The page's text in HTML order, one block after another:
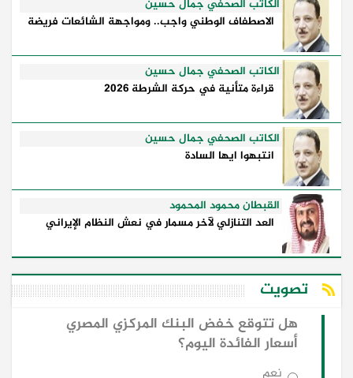
الكاتب الصحفي جمال حسين
الاصطفاف الوطني واجب.. ومواجهة الشائعات فريضة
الكاتب الصحفي جمال حسين
قراءة متأنية في حركة الشرطة 2026
الكاتب الصحفي جمال حسين
انتبهوا ايها السادة
القبطان محمود المحمود
العد التنازلي لآخر مسمار في نعش النظام الإيراني
تصويت
هل تتوقع خفض البنك المركزي المصري
أسعار الفائدة اليوم؟
نعم